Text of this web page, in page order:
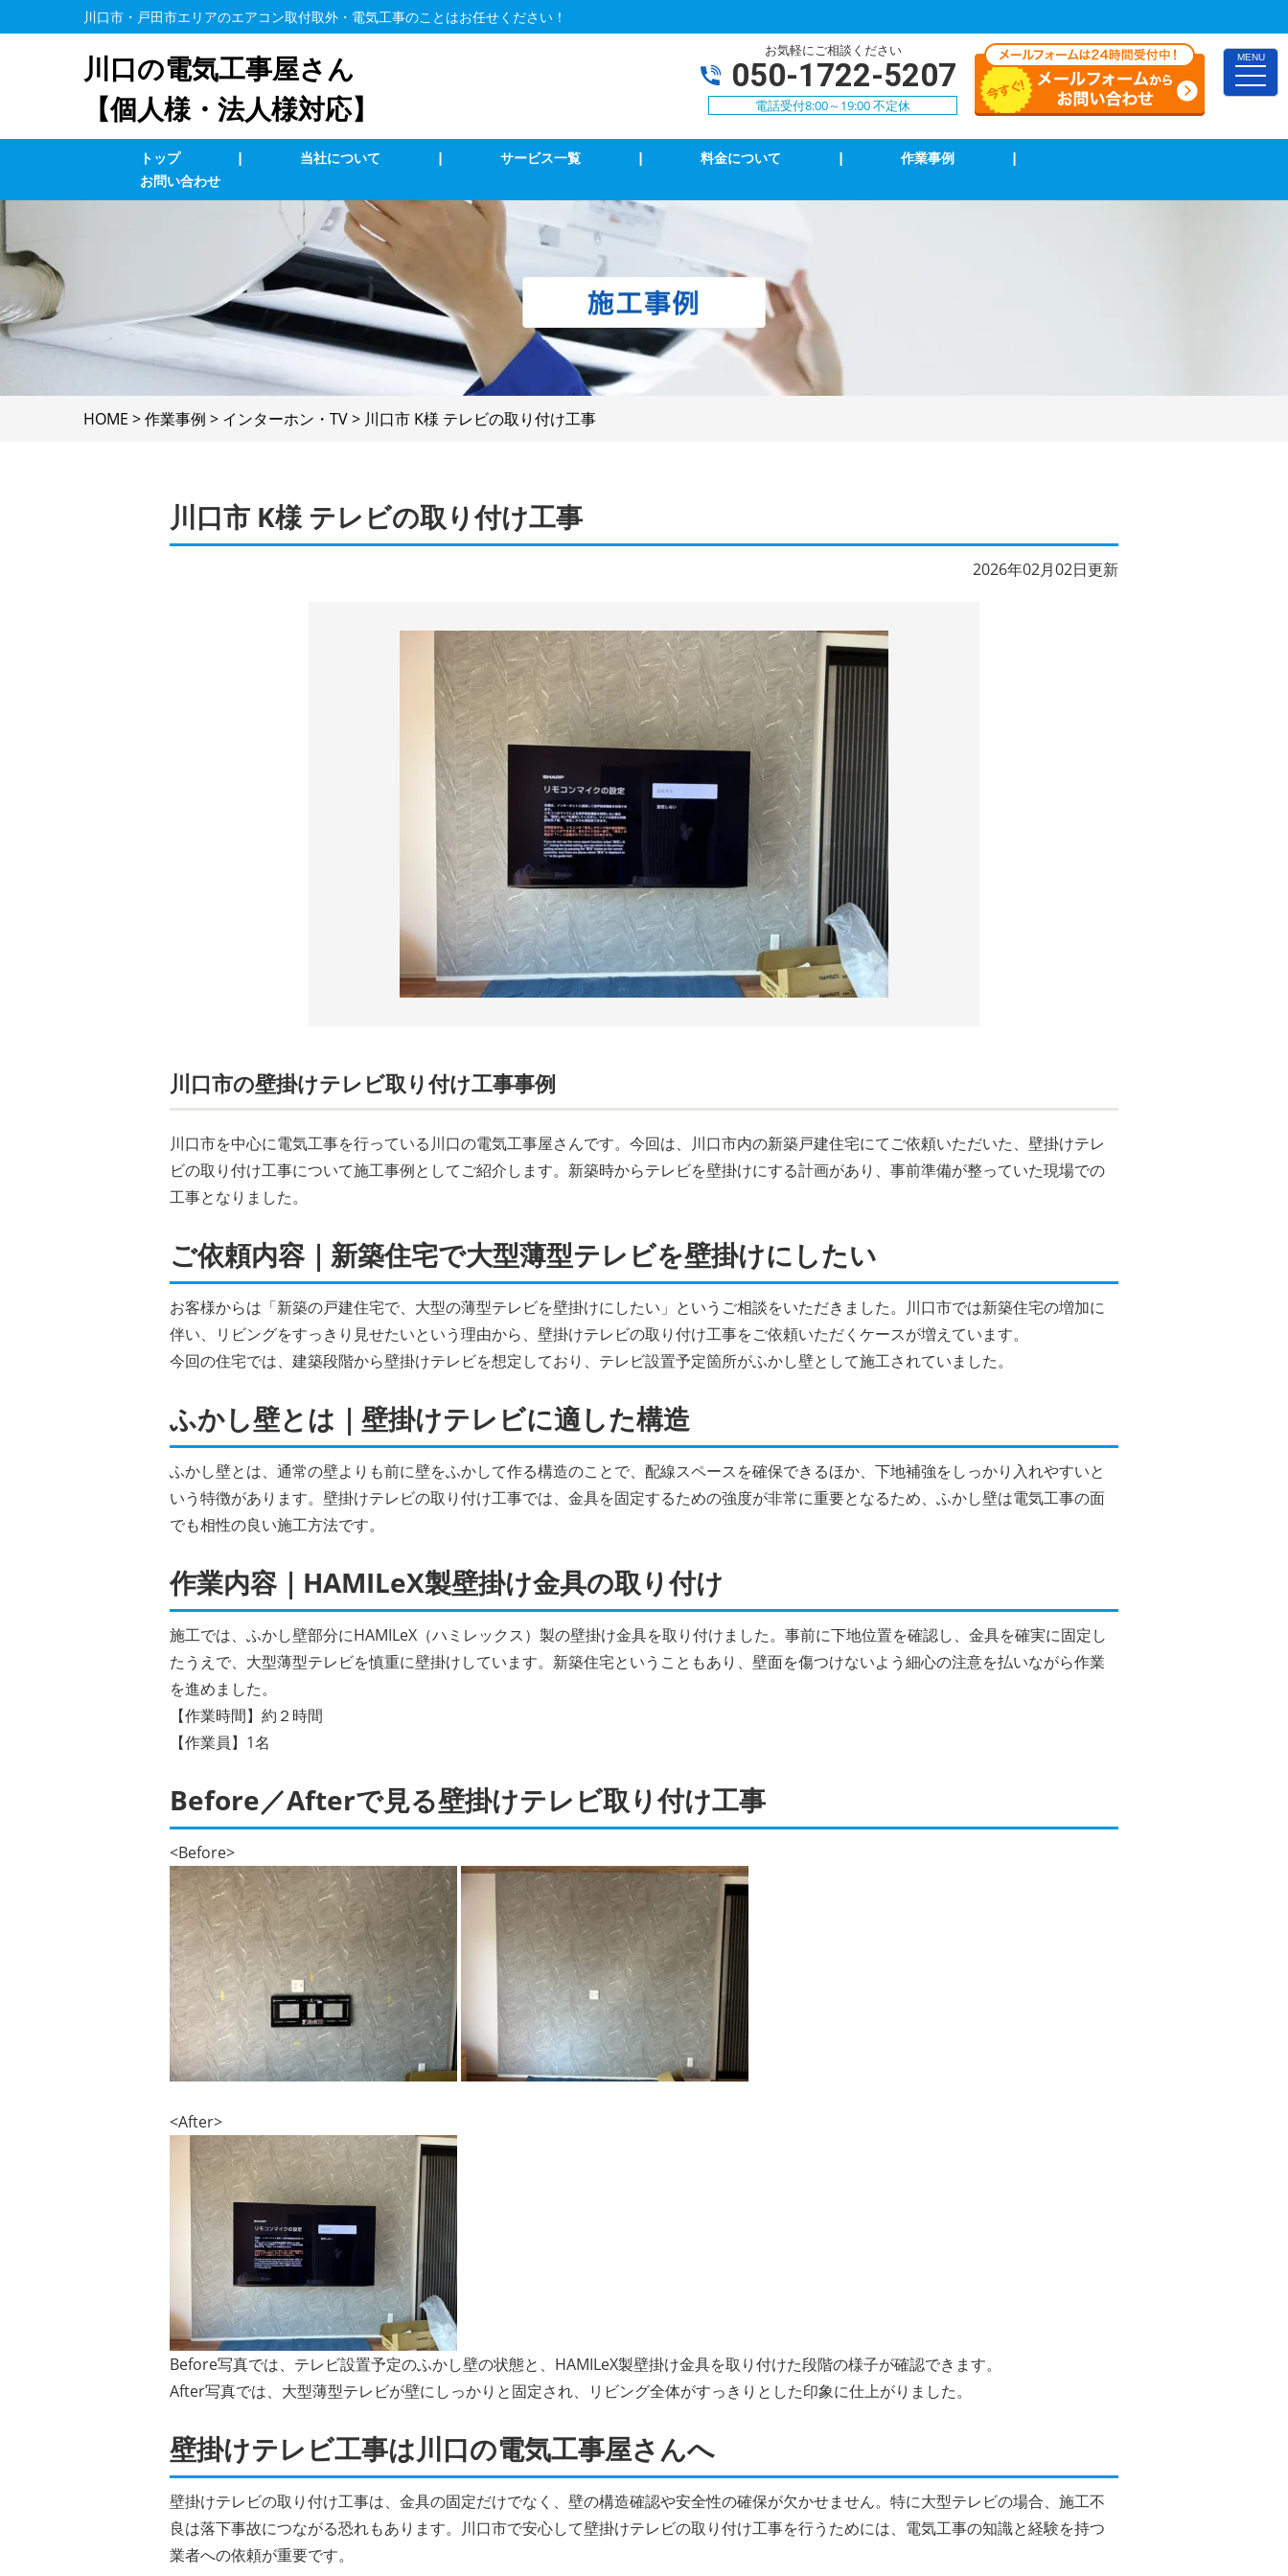
MENU
toggle
川口市・戸田市エリアのエアコン取付取外・電気工事のことはお任せください！
川口の電気工事屋さん
【個人様・法人様対応】
お気軽にご相談ください
050-1722-5207
電話受付8:00～19:00 不定休
トップ | 当社について | サービス一覧
業務用エアコン交換・取付・修理 エアコンクリーニング エアコン修理・取付
TVアンテナ修理・取付
照明の修理・取付
ブレーカー修理・取付
単相３線式切替工事
LAN、電気配線工事
家庭用EV充電工事
| 料金について | 作業事例
|
お問い合わせ
HOME >作業事例 > インターホン・TV> 川口市 K様 テレビの取り付け工事
川口市 K様 テレビの取り付け工事
2026年02月02日更新
川口市の壁掛けテレビ取り付け工事事例
川口市を中心に電気工事を行っている川口の電気工事屋さんです。今回は、川口市内の新築戸建住宅にてご依頼いただいた、壁掛けテレ
ビの取り付け工事について施工事例としてご紹介します。新築時からテレビを壁掛けにする計画があり、事前準備が整っていた現場での
工事となりました。
ご依頼内容｜新築住宅で大型薄型テレビを壁掛けにしたい
お客様からは「新築の戸建住宅で、大型の薄型テレビを壁掛けにしたい」というご相談をいただきました。川口市では新築住宅の増加に
伴い、リビングをすっきり見せたいという理由から、壁掛けテレビの取り付け工事をご依頼いただくケースが増えています。
今回の住宅では、建築段階から壁掛けテレビを想定しており、テレビ設置予定箇所がふかし壁として施工されていました。
ふかし壁とは｜壁掛けテレビに適した構造
ふかし壁とは、通常の壁よりも前に壁をふかして作る構造のことで、配線スペースを確保できるほか、下地補強をしっかり入れやすいと
いう特徴があります。壁掛けテレビの取り付け工事では、金具を固定するための強度が非常に重要となるため、ふかし壁は電気工事の面
でも相性の良い施工方法です。
作業内容｜HAMILeX製壁掛け金具の取り付け
施工では、ふかし壁部分にHAMILeX（ハミレックス）製の壁掛け金具を取り付けました。事前に下地位置を確認し、金具を確実に固定し
たうえで、大型薄型テレビを慎重に壁掛けしています。新築住宅ということもあり、壁面を傷つけないよう細心の注意を払いながら作業
を進めました。
【作業時間】約２時間
【作業員】1名
Before／Afterで見る壁掛けテレビ取り付け工事
<Before>
<After>
Before写真では、テレビ設置予定のふかし壁の状態と、HAMILeX製壁掛け金具を取り付けた段階の様子が確認できます。
After写真では、大型薄型テレビが壁にしっかりと固定され、リビング全体がすっきりとした印象に仕上がりました。
壁掛けテレビ工事は川口の電気工事屋さんへ
壁掛けテレビの取り付け工事は、金具の固定だけでなく、壁の構造確認や安全性の確保が欠かせません。特に大型テレビの場合、施工不
良は落下事故につながる恐れもあります。川口市で安心して壁掛けテレビの取り付け工事を行うためには、電気工事の知識と経験を持つ
業者への依頼が重要です。